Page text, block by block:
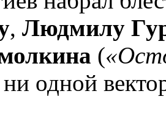
, Людмилу
(
ни одной